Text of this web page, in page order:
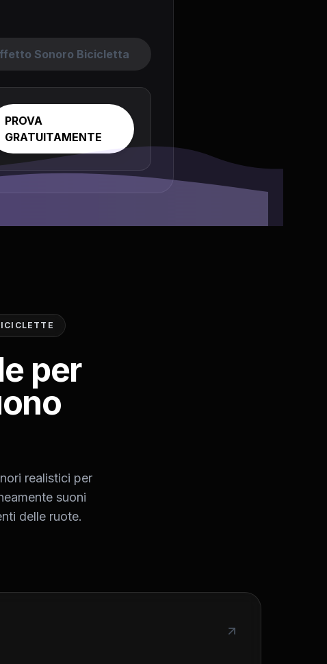
Sonoro Bicicletta
PROVA
GRATUITAMENTE
per
realistici per
suoni
delle ruote.